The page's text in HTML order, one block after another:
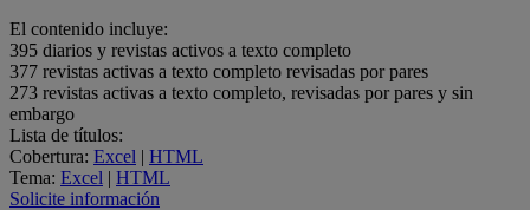
El contenido incluye:
395 diarios y revistas activos a texto completo
377 revistas activas a texto completo revisadas por pares
273 revistas activas a texto completo, revisadas por pares y sin
embargo
Lista de títulos:
Cobertura: Excel | HTML
Tema: Excel | HTML
Solicite información